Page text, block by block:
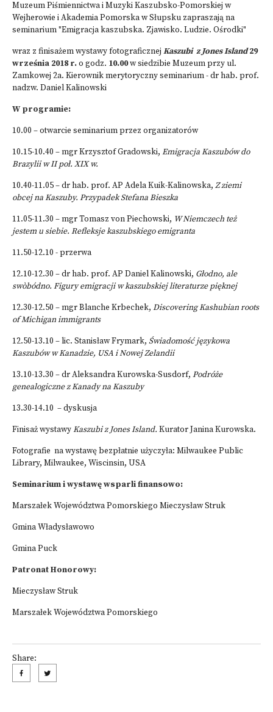
Muzeum Piśmiennictwa i Muzyki Kaszubsko-Pomorskiej w
Wejherowie i Akademia Pomorska w Słupsku zapraszają na
seminarium "Emigracja kaszubska. Zjawisko. Ludzie. Ośrodki"
wraz z finisażem wystawy fotograficznej Kaszubi z Jones Island29
września 2018 r.o godz. 10.00w siedzibie Muzeum przy ul.
Zamkowej 2a. Kierownik merytoryczny seminarium - dr hab. prof.
nadzw. Daniel Kalinowski
W programie:
10.00 – otwarcie seminarium przez organizatorów
10.15-10.40 – mgr Krzysztof Gradowski, Emigracja Kaszubów do
Brazylii w II poł. XIX w.
10.40-11.05 – dr hab. prof. AP Adela Kuik-Kalinowska, Z ziemi
obcej na Kaszuby. Przypadek Stefana Bieszka
11.05-11.30 – mgr Tomasz von Piechowski, W Niemczech też
jestem u siebie. Refleksje kaszubskiego emigranta
11.50-12.10 - przerwa
12.10-12.30 – dr hab. prof. AP Daniel Kalinowski, Głodno, ale
swòbódno. Figury emigracji w kaszubskiej literaturze pięknej
12.30-12.50 – mgr Blanche Krbechek, Discovering Kashubian roots
of Michigan immigrants
12.50-13.10 – lic. Stanisław Frymark, Świadomość językowa
Kaszubów w Kanadzie, USA i Nowej Zelandii
13.10-13.30 – dr Aleksandra Kurowska-Susdorf, Podróże
genealogiczne z Kanady na Kaszuby
13.30-14.10 – dyskusja
Finisaż wystawyKaszubi z Jones Island. Kurator Janina Kurowska.
Fotografie na wystawę bezpłatnie użyczyła: Milwaukee Public
Library, Milwaukee, Wiscinsin, USA
Seminarium i wystawę wsparli finansowo:
Marszałek Województwa Pomorskiego Mieczysław Struk
Gmina Władysławowo
Gmina Puck
Patronat Honorowy:
Mieczysław Struk
Marszałek Województwa Pomorskiego
Share: